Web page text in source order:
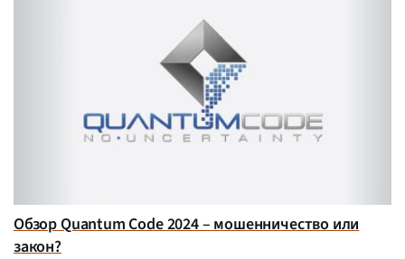
Обзор Quantum Code 2024 – мошенничество или
закон?